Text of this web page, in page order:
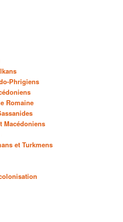
Phrigiens
Romaine
Macédoniens
et Turkmens